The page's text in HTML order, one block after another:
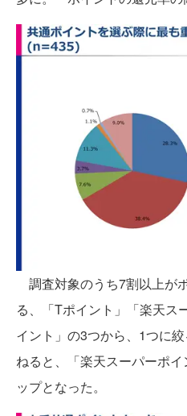
調査対象のうち7割以上が
る、「Tポイント」「楽天ス
イント」の3つから、1つに
ねると、「楽天スーパーポ
ップとなった。